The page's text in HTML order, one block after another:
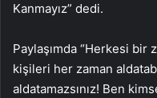
Kanmayız” dedi.
Paylaşımda “Herkesi bir
kişileri her zaman
aldatamazsınız! Ben